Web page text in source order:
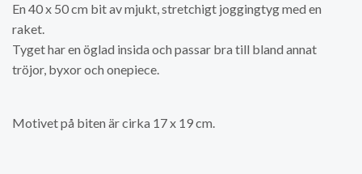
En 40 x 50 cm bit av mjukt, stretchigt joggingtyg med en
raket.
Tyget har en öglad insida och passar bra till bland annat
tröjor, byxor och onepiece.
Motivet på biten är cirka 17 x 19 cm.